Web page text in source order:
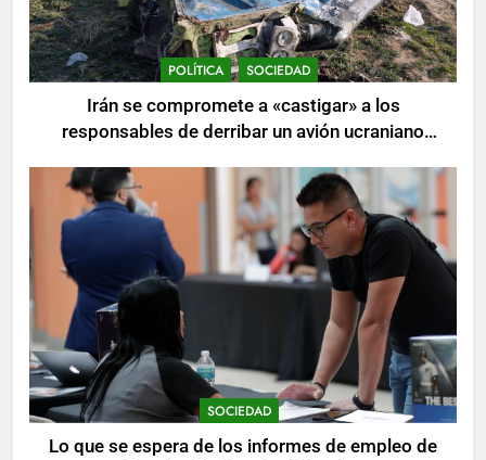
POLÍTICA SOCIEDAD
Irán se compromete a «castigar» a los
responsables de derribar un avión ucraniano
SOCIEDAD
Lo que se espera de los informes de empleo de